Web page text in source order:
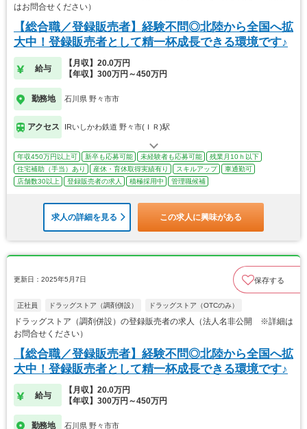
はお問合せください）
【総合職／登録販売者】経験不問◎北陸から全国へ拡
大中！登録販売者として精一杯成長できる環境です♪
給与
【月収】20.0万円
【年収】300万円～450万円
勤務地 石川県 野々市市
アクセス IRいしかわ鉄道 野々市(ＩＲ)駅
年収450万円以上可 新卒も応募可能 未経験者も応募可能
残業月10ｈ以下
住宅補助（手当）あり
産休・育休取得実績有り スキルアップ
車通勤可
店舗数30以上
登録販売者の求人 積極採用中 管理職候補
求人の詳細を見る この求人に興味がある
更新日：2025年5月7日 保存する
正社員 ドラッグストア（調剤併設） ドラッグストア（OTCのみ）
ドラッグストア（調剤併設）の登録販売者の求人（法人名非公開 ※詳細は
お問合せください）
【総合職／登録販売者】経験不問◎北陸から全国へ拡
大中！登録販売者として精一杯成長できる環境です♪
給与
【月収】20.0万円
【年収】300万円～450万円
勤務地 石川県 野々市市